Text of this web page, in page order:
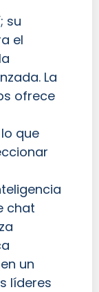
su
el
La
ofrece
que
chat
un
líderes